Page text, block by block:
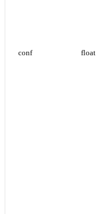
conf float